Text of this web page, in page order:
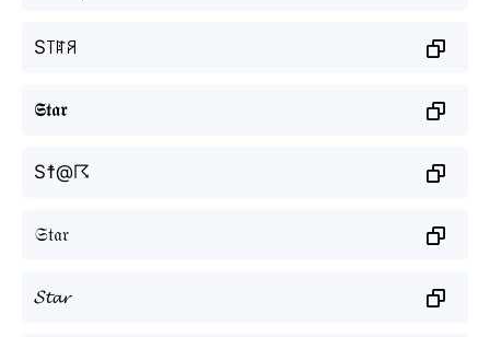
S꓄ꍏꋪ
𝕾𝖙𝖆𝖗
S☨@☈
𝔖𝔱𝔞𝔯
𝓢𝓽𝓪𝓻